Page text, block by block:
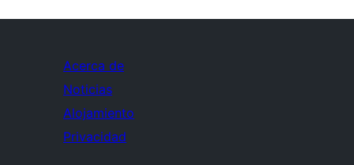
Acerca de
Noticias
Alojamiento
Privacidad